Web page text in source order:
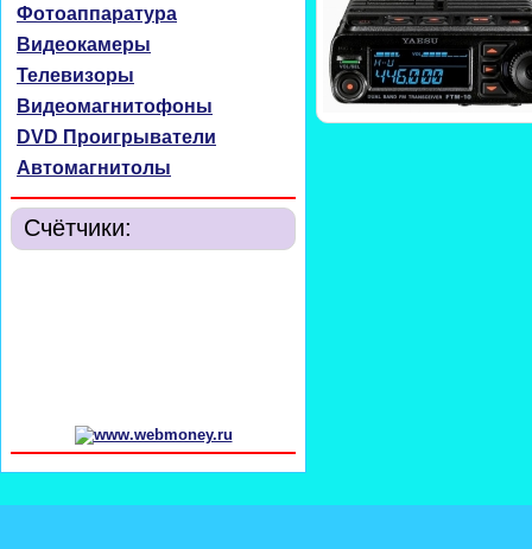
Фотоаппаратура
Видеокамеры
Телевизоры
Видеомагнитофоны
DVD Проигрыватели
Автомагнитолы
Счётчики: